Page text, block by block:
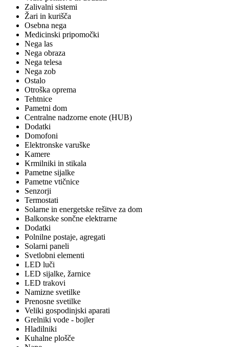
Zalivalni sistemi
Žari in kurišča
Osebna nega
Medicinski pripomočki
Nega las
Nega obraza
Nega telesa
Nega zob
Ostalo
Otroška oprema
Tehtnice
Pametni dom
Centralne nadzorne enote (HUB)
Dodatki
Domofoni
Elektronske varuške
Kamere
Krmilniki in stikala
Pametne sijalke
Pametne vtičnice
Senzorji
Termostati
Solarne in energetske rešitve za dom
Balkonske sončne elektrarne
Dodatki
Polnilne postaje, agregati
Solarni paneli
Svetlobni elementi
LED luči
LED sijalke, žarnice
LED trakovi
Namizne svetilke
Prenosne svetilke
Veliki gospodinjski aparati
Grelniki vode - bojler
Hladilniki
Kuhalne plošče